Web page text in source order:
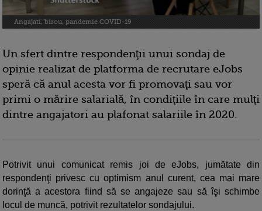
Angajati, birou, pandemie COVID-19
Un sfert dintre respondenţii unui sondaj de
opinie realizat de platforma de recrutare eJobs
speră că anul acesta vor fi promovaţi sau vor
primi o mărire salarială, în condiţiile în care mulţi
dintre angajatori au plafonat salariile în 2020.
Potrivit unui comunicat remis joi de eJobs, jumătate din
respondenţi privesc cu optimism anul curent, cea mai mare
dorinţă a acestora fiind să se angajeze sau să îşi schimbe
locul de muncă, potrivit rezultatelor sondajului.